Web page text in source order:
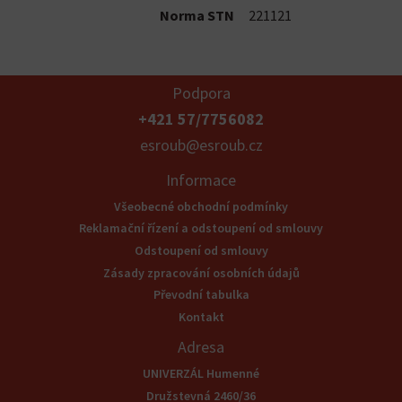
Norma STN
221121
Podpora
+421 57/7756082
esroub@esroub.cz
Informace
Všeobecné obchodní podmínky
Reklamační řízení a odstoupení od smlouvy
Odstoupení od smlouvy
Zásady zpracování osobních údajů
Převodní tabulka
Kontakt
Adresa
UNIVERZÁL Humenné
Družstevná 2460/36